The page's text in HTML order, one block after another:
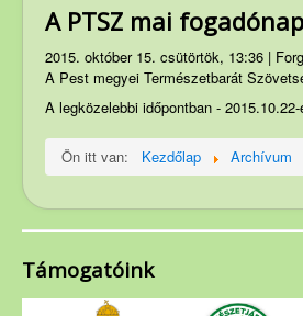
Elnökség
Szakosztályvezetők
Szakosztályok
Rendezvények
Túrakiírás
Friss híreink
Archívum
A PTSZ mai
2015. október 15. csütörtök, 13:36 |
A Pest megyei Természetbarát
A legközelebbi időpontban -
Ön itt van: Kezdőlap Archívum
Támogatóink